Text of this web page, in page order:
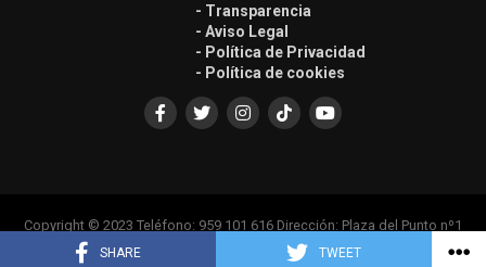
SHARE TWEET
- Transparencia
- Aviso Legal
- Política de Privacidad
- Política de cookies
Copyright © 2023 Teléfono: 959 101 616 Dirección: Plaza del Punto nº1
Casa Colón, Edif. Principal 1ª Planta, 21001